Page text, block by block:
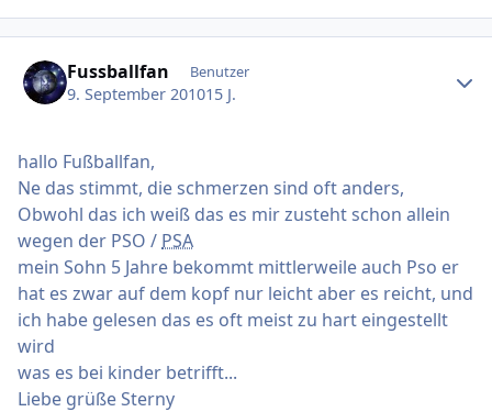
Fussballfan Benutzer
9. September 201015 J.
hallo Fußballfan,
Ne das stimmt, die schmerzen sind oft anders,
Obwohl das ich weiß das es mir zusteht schon allein
wegen der PSO / PSA
mein Sohn 5 Jahre bekommt mittlerweile auch Pso er
hat es zwar auf dem kopf nur leicht aber es reicht, und
ich habe gelesen das es oft meist zu hart eingestellt
wird
was es bei kinder betrifft...
Liebe grüße Sterny